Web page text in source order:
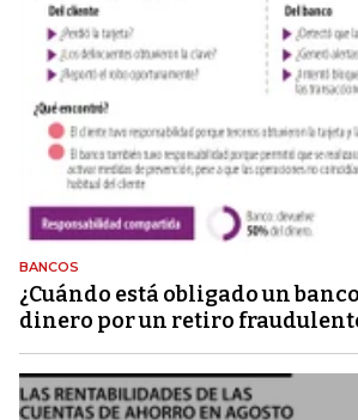
BANCOS
¿Cuándo está obligado un
dinero por un retiro